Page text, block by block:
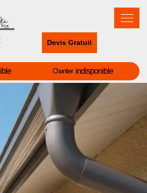
Devis Gratuit
Chantier indisponible